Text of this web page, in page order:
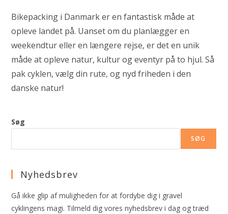
Bikepacking i Danmark er en fantastisk måde at
opleve landet på. Uanset om du planlægger en
weekendtur eller en længere rejse, er det en unik
måde at opleve natur, kultur og eventyr på to hjul. Så
pak cyklen, vælg din rute, og nyd friheden i den
danske natur!
Søg
SØG
Nyhedsbrev
Gå ikke glip af muligheden for at fordybe dig i gravel
cyklingens magi. Tilmeld dig vores nyhedsbrev i dag og træd